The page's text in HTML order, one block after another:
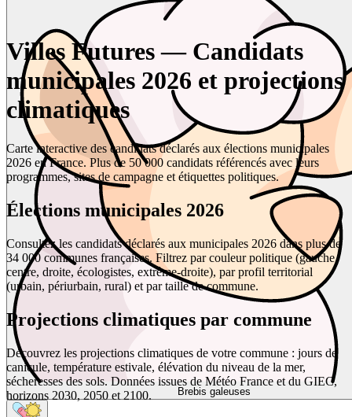
Brebis galeuses
Villes Futures — Candidats
municipales 2026 et projections
climatiques
Carte interactive des candidats déclarés aux élections municipales
2026 en France. Plus de 50 000 candidats référencés avec leurs
programmes, sites de campagne et étiquettes politiques.
Élections municipales 2026
Consultez les candidats déclarés aux municipales 2026 dans plus de
34 000 communes françaises. Filtrez par couleur politique (gauche,
centre, droite, écologistes, extrême-droite), par profil territorial
(urbain, périurbain, rural) et par taille de commune.
Projections climatiques par commune
Découvrez les projections climatiques de votre commune : jours de
canicule, température estivale, élévation du niveau de la mer,
sécheresses des sols. Données issues de Météo France et du GIEC,
horizons 2030, 2050 et 2100.